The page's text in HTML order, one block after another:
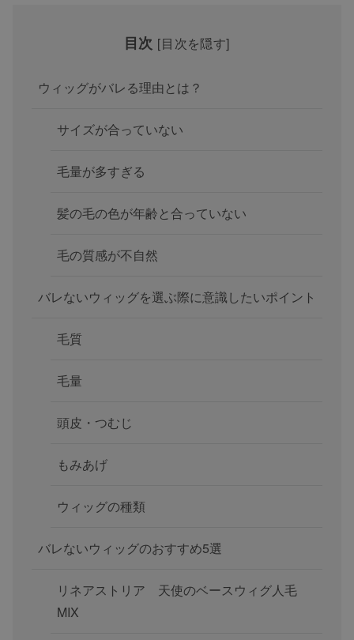
目次 [目次を隠す]
ウィッグがバレる理由とは？
サイズが合っていない
毛量が多すぎる
髪の毛の色が年齢と合っていない
毛の質感が不自然
バレないウィッグを選ぶ際に意識したいポイント
毛質
毛量
頭皮・つむじ
もみあげ
ウィッグの種類
バレないウィッグのおすすめ5選
リネアストリア 天使のベースウィグ人毛
MIX